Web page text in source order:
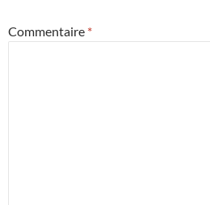
Commentaire *